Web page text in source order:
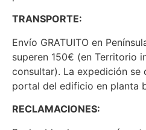
TRANSPORTE:
Envío GRATUITO en
superen 150€ (en Territorio
consultar). La expedición se
portal del edificio en planta
RECLAMACIONES: